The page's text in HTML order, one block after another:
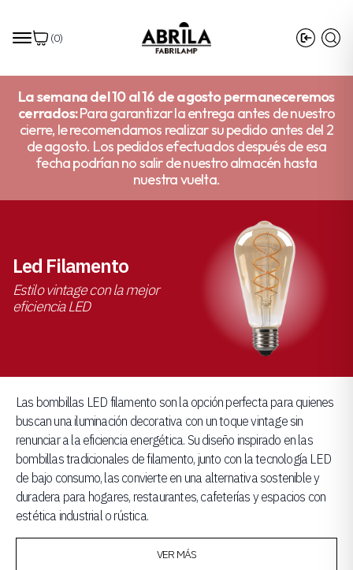
(0)
La semana del 10 al 16 de agosto permaneceremos
cerrados:Para garantizar la entrega antes de nuestro
cierre, le recomendamos realizar su pedido antes del 2
de agosto. Los pedidos efectuados después de esa
fecha podrían no salir de nuestro almacén hasta
nuestra vuelta.
Led Filamento
Estilo vintage con la mejor
eficiencia LED
Las bombillas LED filamento son la opción perfecta para quienes
buscan una iluminación decorativa con un toque vintage sin
renunciar a la eficiencia energética. Su diseño inspirado en las
bombillas tradicionales de filamento, junto con la tecnología LED
de bajo consumo, las convierte en una alternativa sostenible y
duradera para hogares, restaurantes, cafeterías y espacios con
estética industrial o rústica.
VER MÁS